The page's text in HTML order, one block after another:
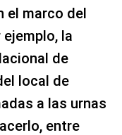
el marco del
la
de
local de
a las urnas
entre